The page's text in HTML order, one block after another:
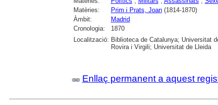
Matèries:
Prim i Prats, Joan(1814-1870)
Àmbit:
Madrid
Cronologia:
1870
Localització: Biblioteca de Catalunya; Universitat
Rovira i Virgili; Universitat de Lleida
Enllaç permanent a aquest